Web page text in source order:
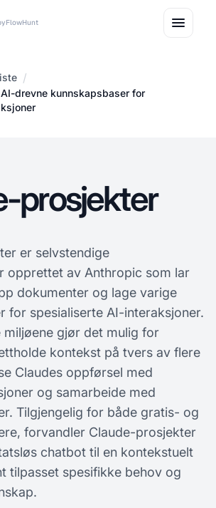
FlowHunt
/
drevne kunnskapsbaser for
prosjekter
er selvstendige
opprettet av Anthropic som lar
dokumenter og lage varige
for spesialiserte AI-interaksjoner.
miljøene gjør det mulig for
kontekst på tvers av flere
Claudes oppførsel med
og samarbeide med
Tilgjengelig for både gratis- og
forvandler Claude-prosjekter
chatbot til en kontekstuelt
tilpasset spesifikke behov og